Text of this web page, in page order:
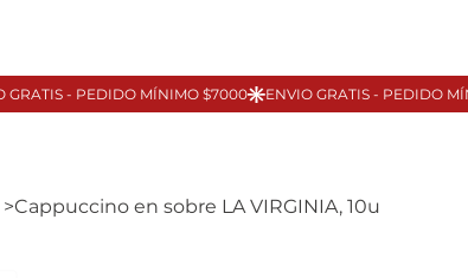
>Cappuccino en sobre LA VIRGINIA, 10u